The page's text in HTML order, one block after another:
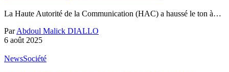
La Haute Autorité de la Communication (HAC) a haussé le ton à…
Par Abdoul Malick DIALLO
6 août 2025
NewsSociété